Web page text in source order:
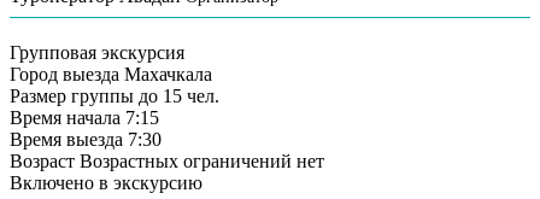
Групповая экскурсия
Город выезда Махачкала
Размер группы до 15 чел.
Время начала 7:15
Время выезда 7:30
Возраст Возрастных ограничений нет
Включено в экскурсию